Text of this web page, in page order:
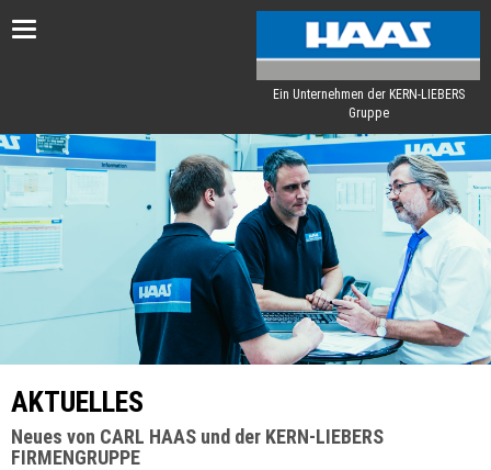
Toggle
Ein Unternehmen der KERN-LIEBERS
Gruppe
AKTUELLES
Neues von CARL HAAS und der KERN-LIEBERS
FIRMENGRUPPE